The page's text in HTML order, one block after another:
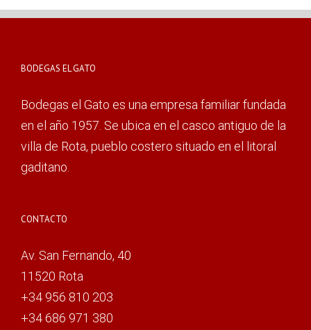
BODEGAS EL GATO
Bodegas el Gato es una empresa familiar fundada
en el año 1957. Se ubica en el casco antiguo de la
villa de Rota, pueblo costero situado en el litoral
gaditano.
CONTACTO
Av. San Fernando, 40
11520 Rota
+34 956 810 203
+34 686 971 380